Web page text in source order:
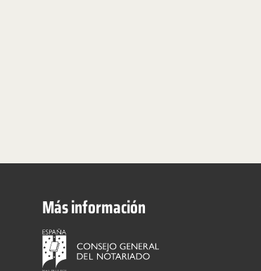
Más información